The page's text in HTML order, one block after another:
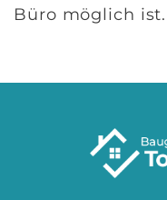
Büro möglich ist.